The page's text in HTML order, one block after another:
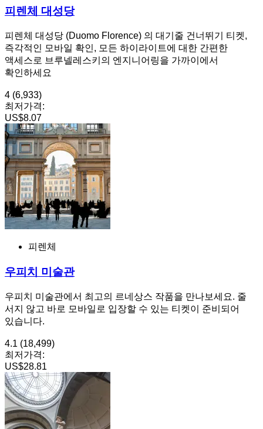
피렌체 대성당
피렌체 대성당 (Duomo Florence) 의 대기줄 건너뛰기 티켓,
즉각적인 모바일 확인, 모든 하이라이트에 대한 간편한
액세스로 브루넬레스키의 엔지니어링을 가까이에서
확인하세요
4 (6,933)
최저가격:
US$8.07
피렌체
우피치 미술관
우피치 미술관에서 최고의 르네상스 작품을 만나보세요. 줄
서지 않고 바로 모바일로 입장할 수 있는 티켓이 준비되어
있습니다.
4.1 (18,499)
최저가격:
US$28.81